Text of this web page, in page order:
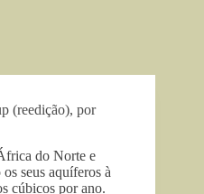
(reedição), por
do Norte e
seus aquíferos à
cúbicos por ano.